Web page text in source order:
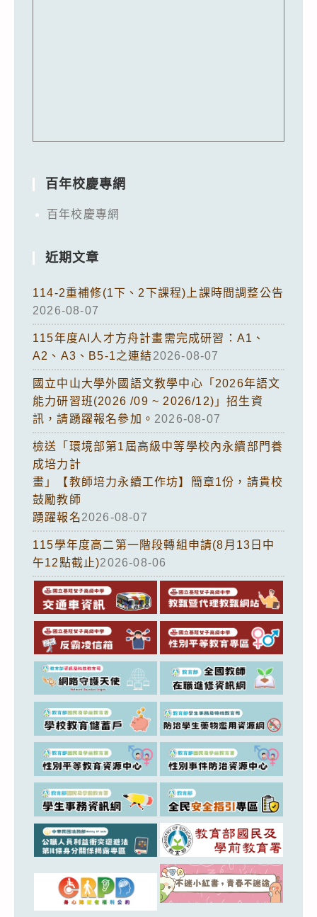
百年校慶專網
百年校慶專網
近期文章
114-2重補修(1下、2下課程)上課時間調整公告
2026-08-07
115年度AI人才方舟計畫需完成研習：A1、
A2、A3、B5-1之連結2026-08-07
國立中山大學外國語文教學中心「2026年語文
能力研習班(2026 /09 ~ 2026/12)」招生資
訊，請踴躍報名參加。 2026-08-07
檢送「環境部第1屆高級中等學校內永續部門養
成培力計
畫」【教師培力永續工作坊】簡章1份，請貴校
鼓勵教師
踴躍報名2026-08-07
115學年度高二第一階段轉組申請(8月13日中
午12點截止)2026-08-06